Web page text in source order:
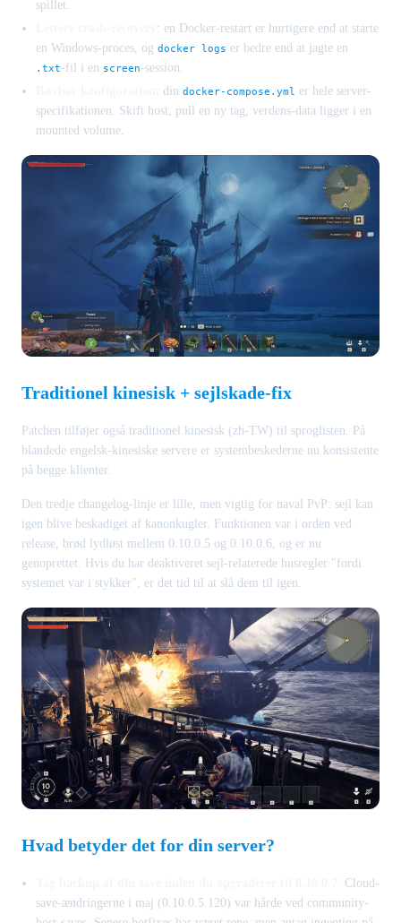
spillet.
: en Docker-restart er hurtigere end at starte
en Windows-proces, og docker logs er bedre end at jagte en
.txt-fil i en screen-session.
: din docker-compose.yml er hele server-
specifikationen. Skift host, pull en ny tag, verdens-data ligger i en
mounted volume.
Traditionel kinesisk + sejlskade-fix
Patchen tilføjer også traditionel kinesisk (zh-TW) til sproglisten. På
blandede engelsk-kinesiske servere er systembeskederne nu konsistente
på begge klienter.
Den tredje changelog-linje er lille, men vigtig for naval PvP: sejl kan
igen blive beskadiget af kanonkugler. Funktionen var i orden ved
release, brød lydløst mellem 0.10.0.5 og 0.10.0.6, og er nu
genoprettet. Hvis du har deaktiveret sejl-relaterede husregler "fordi
systemet var i stykker", er det tid til at slå dem til igen.
Hvad betyder det for din server?
Cloud-
save-ændringerne i maj (0.10.0.5.120) var hårde ved community-